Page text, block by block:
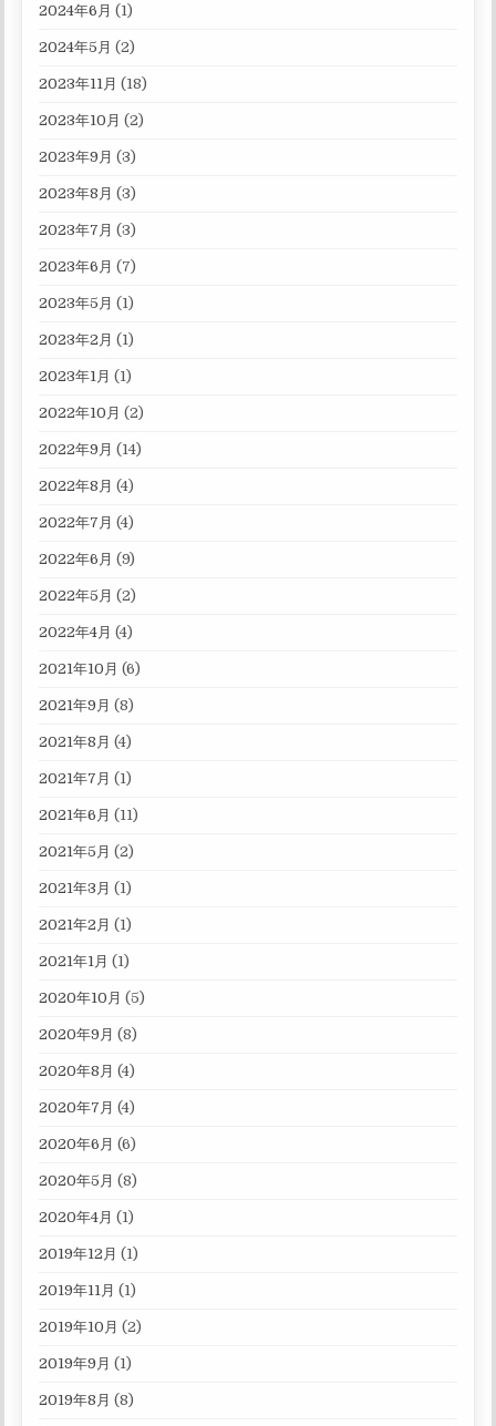
2024年6月 (1)
2024年5月 (2)
2023年11月 (18)
2023年10月 (2)
2023年9月 (3)
2023年8月 (3)
2023年7月 (3)
2023年6月 (7)
2023年5月 (1)
2023年2月 (1)
2023年1月 (1)
2022年10月 (2)
2022年9月 (14)
2022年8月 (4)
2022年7月 (4)
2022年6月 (9)
2022年5月 (2)
2022年4月 (4)
2021年10月 (6)
2021年9月 (8)
2021年8月 (4)
2021年7月 (1)
2021年6月 (11)
2021年5月 (2)
2021年3月 (1)
2021年2月 (1)
2021年1月 (1)
2020年10月 (5)
2020年9月 (8)
2020年8月 (4)
2020年7月 (4)
2020年6月 (6)
2020年5月 (8)
2020年4月 (1)
2019年12月 (1)
2019年11月 (1)
2019年10月 (2)
2019年9月 (1)
2019年8月 (8)